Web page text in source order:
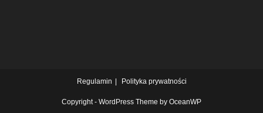
Regulamin Polityka prywatności
Copyright - WordPress Theme by OceanWP